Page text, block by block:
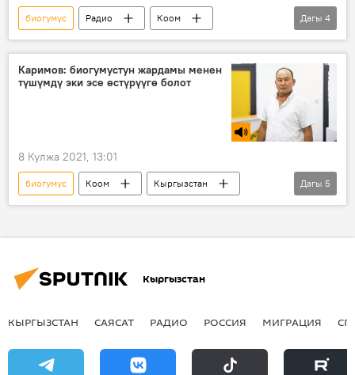
биогумус Радио
Коом
Кыргызстан
Арстан Кадыров
айыл чарба
органика
Дагы 4
Каримов: биогумустун жардамы менен
түшүмдү эки эсе өстүрүүгө болот
8 Кулжа 2021, 13:01
биогумус Коом
Кыргызстан
Экономика
Радио
сөөлжан
Дагы 5
Кыргызстан
КЫРГЫЗСТАН САЯСАТ РАДИО РОССИЯ МИГРАЦИЯ